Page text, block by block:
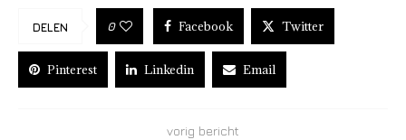
DELEN 0 Facebook Twitter
Pinterest Linkedin Email
vorig bericht